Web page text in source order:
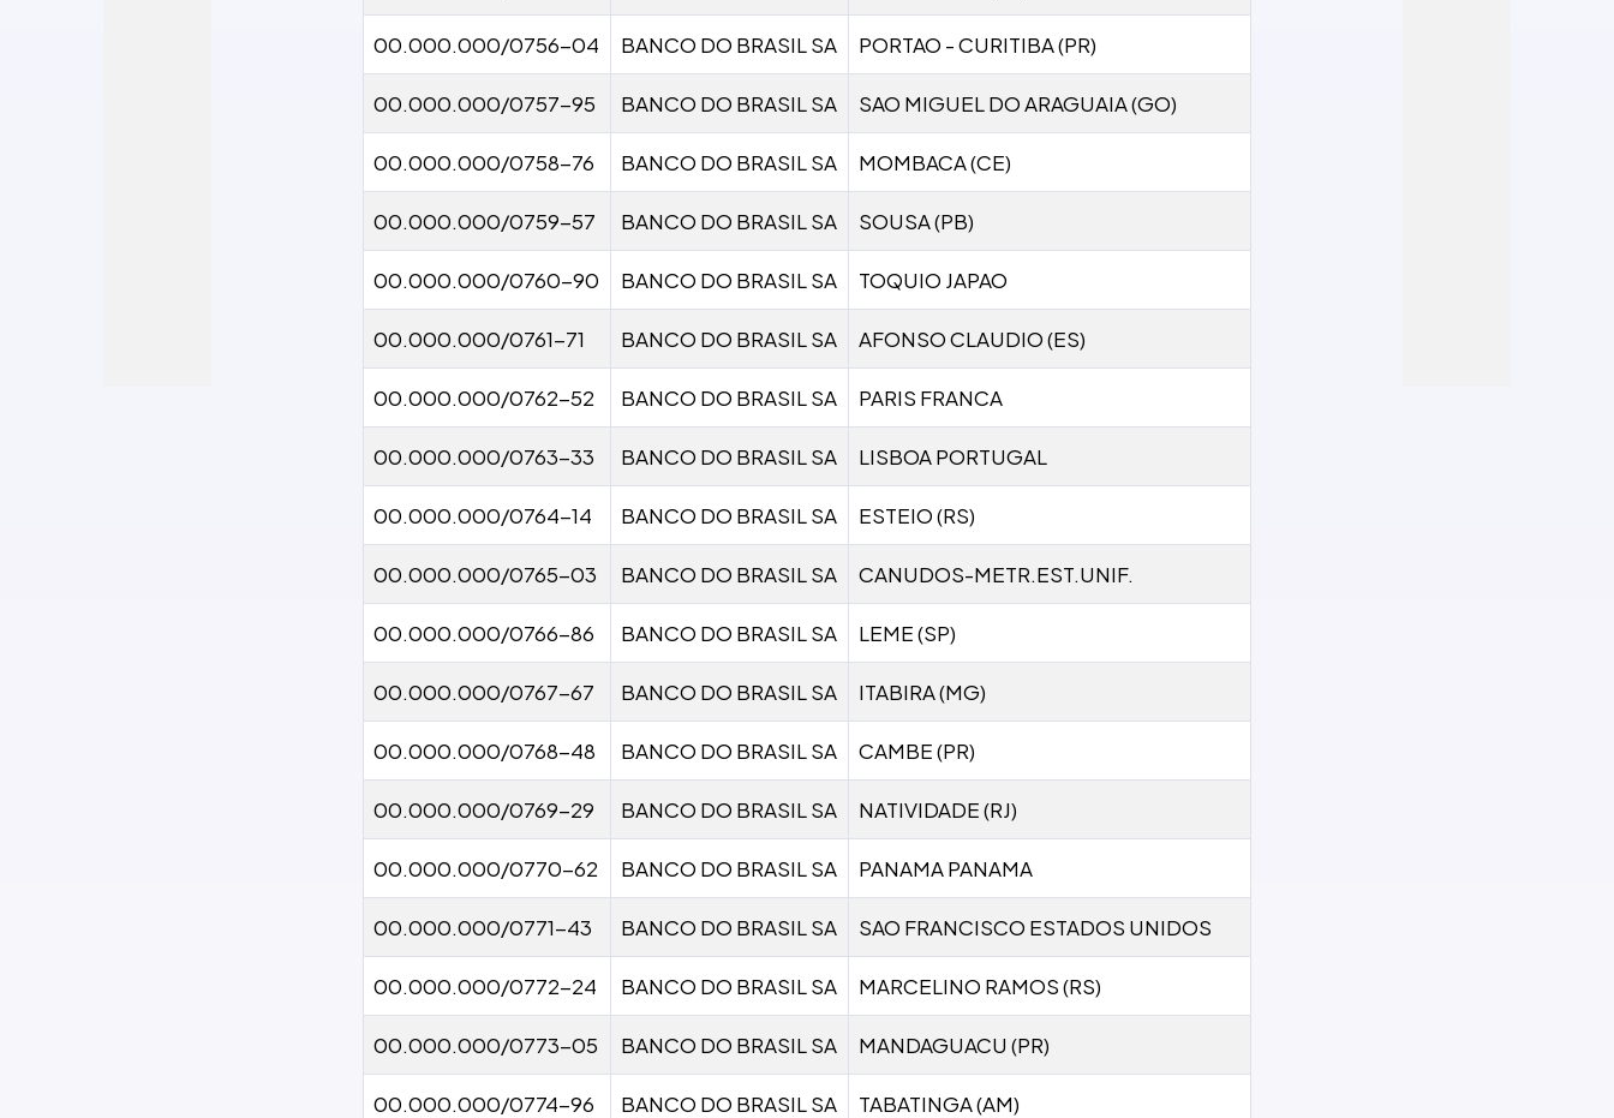
00.000.000/0756-04 BANCO DO BRASIL SA PORTAO - CURITIBA (PR)
00.000.000/0757-95 BANCO DO BRASIL SA SAO MIGUEL DO ARAGUAIA (GO)
00.000.000/0758-76 BANCO DO BRASIL SA MOMBACA (CE)
00.000.000/0759-57 BANCO DO BRASIL SA SOUSA (PB)
00.000.000/0760-90 BANCO DO BRASIL SA TOQUIO JAPAO
00.000.000/0761-71 BANCO DO BRASIL SA AFONSO CLAUDIO (ES)
00.000.000/0762-52 BANCO DO BRASIL SA PARIS FRANCA
00.000.000/0763-33 BANCO DO BRASIL SA LISBOA PORTUGAL
00.000.000/0764-14 BANCO DO BRASIL SA ESTEIO (RS)
00.000.000/0765-03 BANCO DO BRASIL SA CANUDOS-METR.EST.UNIF.
00.000.000/0766-86 BANCO DO BRASIL SA LEME (SP)
00.000.000/0767-67 BANCO DO BRASIL SA ITABIRA (MG)
00.000.000/0768-48 BANCO DO BRASIL SA CAMBE (PR)
00.000.000/0769-29 BANCO DO BRASIL SA NATIVIDADE (RJ)
00.000.000/0770-62 BANCO DO BRASIL SA PANAMA PANAMA
00.000.000/0771-43 BANCO DO BRASIL SA SAO FRANCISCO ESTADOS UNIDOS
00.000.000/0772-24 BANCO DO BRASIL SA MARCELINO RAMOS (RS)
00.000.000/0773-05 BANCO DO BRASIL SA MANDAGUACU (PR)
00.000.000/0774-96 BANCO DO BRASIL SA TABATINGA (AM)